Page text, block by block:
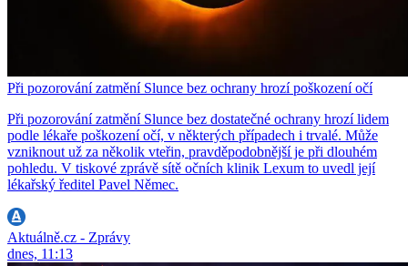
Při pozorování zatmění Slunce bez ochrany hrozí poškození očí
Při pozorování zatmění Slunce bez dostatečné ochrany hrozí lidem
podle lékaře poškození očí, v některých případech i trvalé. Může
vzniknout už za několik vteřin, pravděpodobnější je při dlouhém
pohledu. V tiskové zprávě sítě očních klinik Lexum to uvedl její
lékařský ředitel Pavel Němec.
Aktuálně.cz - Zprávy
dnes, 11:13